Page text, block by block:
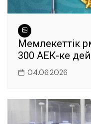
Мемлекеттік
300 АЕК-ке
04.06.2026